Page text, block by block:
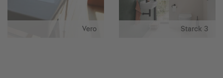
Starck 3
Vero